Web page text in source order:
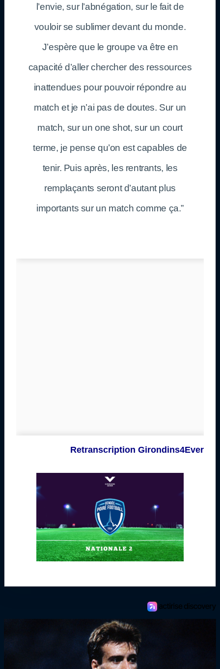
l’envie, sur l’abnégation, sur le fait de
vouloir se sublimer devant du monde.
J’espère que le groupe va être en
capacité d’aller chercher des ressources
inattendues pour pouvoir répondre au
match et je n’ai pas de doutes. Sur un
match, sur un one shot, sur un court
terme, je pense qu’on est capables de
tenir. Puis après, les rentrants, les
remplaçants seront d’autant plus
importants sur un match comme ça.”
Retranscription Girondins4Ever